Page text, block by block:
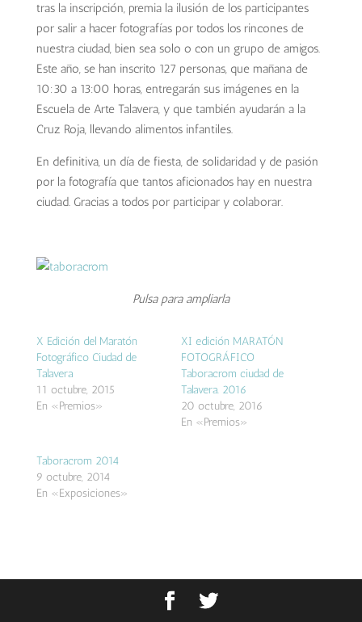
tras la inscripción, premia la ilusión de los participantes
por salir a hacer fotografías por todos los rincones de
nuestra ciudad, bien sea solo o con un grupo de amigos.
Este año, se han inscrito 127 personas, que mañana de
10:30 a 13:00 horas, entregarán sus imágenes en la
Escuela de Arte Talavera, y que también ayudarán a la
Cruz Roja, llevando alimentos infantiles.
En definitiva, un día de fiesta, de solidaridad y de pasión
por la fotografía que tantos aficionados hay en nuestra
ciudad. Gracias a todos por participar y colaborar.
Pulsa para ampliarla
X Edición del Maratón
Fotográfico Ciudad de
Talavera
11 octubre, 2015
En «Premios»
XI edición MARATÓN
FOTOGRÁFICO
Taboracrom ciudad de
Talavera. 2016
20 octubre, 2016
En «Premios»
Taboracrom 2014
9 octubre, 2014
En «Exposiciones»